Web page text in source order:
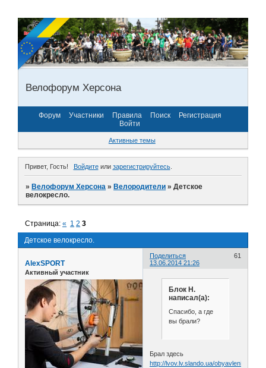
Велофорум Херсона
Форум Участники Правила Поиск
Регистрация
Войти
Активные темы
Привет, Гость! Войдитеили зарегистрируйтесь.
»Велофорум Херсона »Велородители »Детское
велокресло.
Детское велокресло.
Страница:« 1 2 3
Поделиться
61
13.06.2014 21:26
AlexSPORT
Активный участник
Блок Н.
написал(а):
Спасибо, а где
вы брали?
Брал здесь
http://lvov.lv.slando.ua/obyavlenie/vel